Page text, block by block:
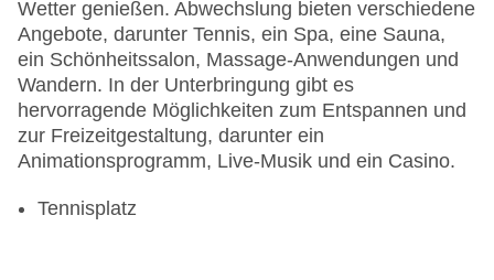
Wetter genießen. Abwechslung bieten verschiedene
Angebote, darunter Tennis, ein Spa, eine Sauna,
ein Schönheitssalon, Massage-Anwendungen und
Wandern. In der Unterbringung gibt es
hervorragende Möglichkeiten zum Entspannen und
zur Freizeitgestaltung, darunter ein
Animationsprogramm, Live-Musik und ein Casino.
Tennisplatz